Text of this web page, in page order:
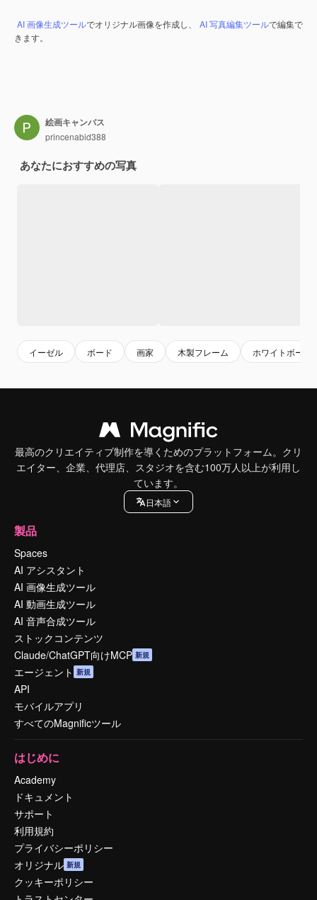
AI 画像生成ツールでオリジナル画像を作成し、 AI 写真編集ツールで編集で
きます。
絵画キャンバス
princenabid388
あなたにおすすめの写真
イーゼル ボード 画家 木製フレーム ホワイトボード
最高のクリエイティブ制作を導くためのプラットフォーム。クリ
エイター、企業、代理店、スタジオを含む100万人以上が利用し
ています。
日本語
製品
Spaces
AI アシスタント
AI 画像生成ツール
AI 動画生成ツール
AI 音声合成ツール
ストックコンテンツ
Claude/ChatGPT向けMCP 新規
エージェント 新規
API
モバイルアプリ
すべてのMagnificツール
はじめに
Academy
ドキュメント
サポート
利用規約
プライバシーポリシー
オリジナル 新規
クッキーポリシー